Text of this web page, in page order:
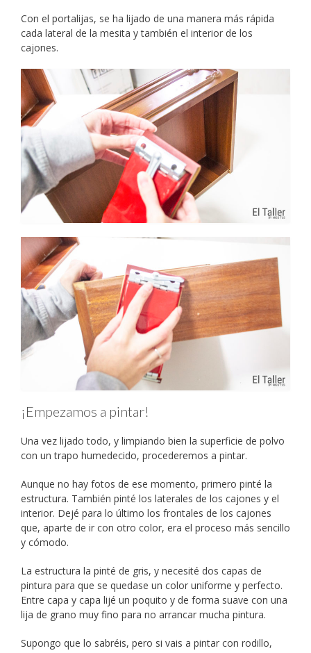
Con el portalijas, se ha lijado de una manera más rápida
cada lateral de la mesita y también el interior de los
cajones.
¡Empezamos a pintar!
Una vez lijado todo, y limpiando bien la superficie de polvo
con un trapo humedecido, procederemos a pintar.
Aunque no hay fotos de ese momento, primero pinté la
estructura. También pinté los laterales de los cajones y el
interior. Dejé para lo último los frontales de los cajones
que, aparte de ir con otro color, era el proceso más sencillo
y cómodo.
La estructura la pinté de gris, y necesité dos capas de
pintura para que se quedase un color uniforme y perfecto.
Entre capa y capa lijé un poquito y de forma suave con una
lija de grano muy fino para no arrancar mucha pintura.
Supongo que lo sabréis, pero si vais a pintar con rodillo,